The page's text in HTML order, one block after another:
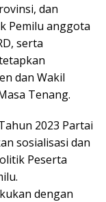
dan
Pemilu anggota
serta
dan Wakil
Tenang.
2023 Partai
sosialisasi dan
Peserta
dengan